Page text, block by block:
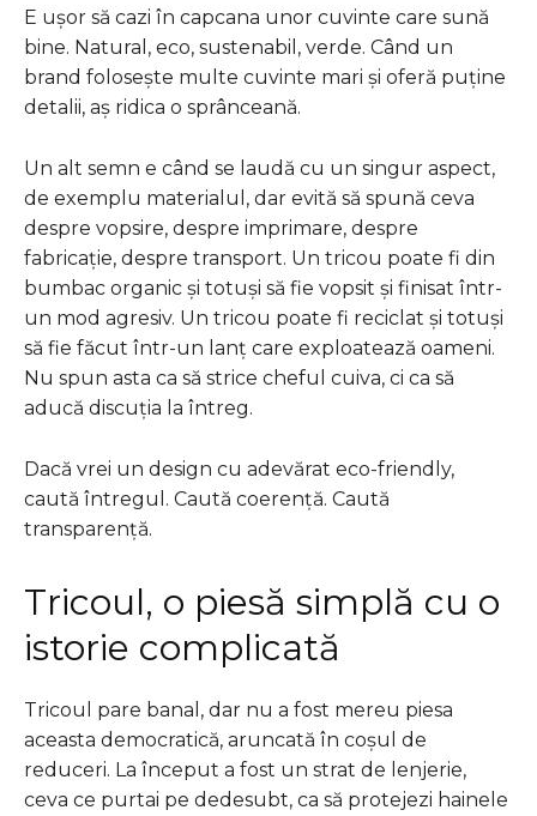
E ușor să cazi în capcana unor cuvinte care sună
bine. Natural, eco, sustenabil, verde. Când un
brand folosește multe cuvinte mari și oferă puține
detalii, aș ridica o sprânceană.
Un alt semn e când se laudă cu un singur aspect,
de exemplu materialul, dar evită să spună ceva
despre vopsire, despre imprimare, despre
fabricație, despre transport. Un tricou poate fi din
bumbac organic și totuși să fie vopsit și finisat într-
un mod agresiv. Un tricou poate fi reciclat și totuși
să fie făcut într-un lanț care exploatează oameni.
Nu spun asta ca să strice cheful cuiva, ci ca să
aducă discuția la întreg.
Dacă vrei un design cu adevărat eco-friendly,
caută întregul. Caută coerență. Caută
transparență.
Tricoul, o piesă simplă cu o
istorie complicată
Tricoul pare banal, dar nu a fost mereu piesa
aceasta democratică, aruncată în coșul de
reduceri. La început a fost un strat de lenjerie,
ceva ce purtai pe dedesubt, ca să protejezi hainele